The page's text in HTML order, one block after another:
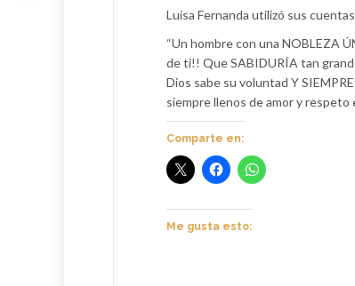
Luisa Fernanda utilizó sus
“Un hombre con una NOBLEZA
de ti!! Que SABIDURÍA tan
Dios sabe su voluntad Y
siempre llenos de amor y respeto
Comparte en:
Me gusta esto: